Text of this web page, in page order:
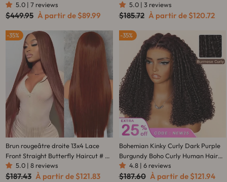
débutant - Amanda Hair
5.0 | 7 reviews
Prix
$449.95 Prix
réduit
À partir de $89.99
Lacet Perruques Pré-Plumées
Cannelle Couleur Chaude
5.0 | 3 reviews
Prix
$185.72 Prix
réduit
À partir de $120.72
35%
Brun rougeâtre droite 13x4 Lace
Front Straight Butterfly Haircut # 33
Auburn Brown Wig Layered Hair
5.0 | 8 reviews
Prix
$187.43 Prix
À partir de $121.83
35%
Bohemian Kinky Curly Dark Purple
Burgundy Boho Curly Human Hair
Wig Glueless HD Transparent Lace
Frontal – Amanda Hair
4.8 | 6 reviews
Prix
$187.60 Prix
À partir de $121.94